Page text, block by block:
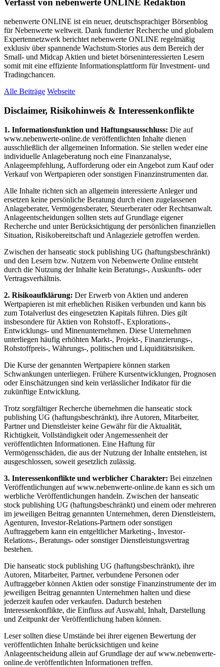
Verfasst von nebenwerte ONLINE Redaktion
nebenwerte ONLINE ist ein neuer, deutschsprachiger Börsenblog
für Nebenwerte weltweit. Dank fundierter Recherche und globalem
Expertennetzwerk berichtet nebenwerte ONLINE regelmäßig
exklusiv über spannende Wachstum-Stories aus dem Bereich der
Small- und Midcap Aktien und bietet börseninteressierten Lesern
somit mit eine effiziente Informationsplattform für Investment- und
Tradingchancen.
Alle Beiträge Webseite
Disclaimer, Risikohinweis & Interessenkonflikte
1. Informationsfunktion und Haftungsausschluss: Die auf
www.nebenwerte-online.de veröffentlichten Inhalte dienen
ausschließlich der allgemeinen Information. Sie stellen weder eine
individuelle Anlageberatung noch eine Finanzanalyse,
Anlageempfehlung, Aufforderung oder ein Angebot zum Kauf oder
Verkauf von Wertpapieren oder sonstigen Finanzinstrumenten dar.
Alle Inhalte richten sich an allgemein interessierte Anleger und
ersetzen keine persönliche Beratung durch einen zugelassenen
Anlageberater, Vermögensberater, Steuerberater oder Rechtsanwalt.
Anlageentscheidungen sollten stets auf Grundlage eigener
Recherche und unter Berücksichtigung der persönlichen finanziellen
Situation, Risikobereitschaft und Anlageziele getroffen werden.
Zwischen der hanseatic stock publishing UG (haftungsbeschränkt)
und den Lesern bzw. Nutzern von Nebenwerte Online entsteht
durch die Nutzung der Inhalte kein Beratungs-, Auskunfts- oder
Vertragsverhältnis.
2. Risikoaufklärung: Der Erwerb von Aktien und anderen
Wertpapieren ist mit erheblichen Risiken verbunden und kann bis
zum Totalverlust des eingesetzten Kapitals führen. Dies gilt
insbesondere für Aktien von Rohstoff-, Explorations-,
Entwicklungs- und Minenunternehmen. Diese Unternehmen
unterliegen häufig erhöhten Markt-, Projekt-, Finanzierungs-,
Rohstoffpreis-, Währungs-, politischen und Liquiditätsrisiken.
Die Kurse der genannten Wertpapiere können starken
Schwankungen unterliegen. Frühere Kursentwicklungen, Prognosen
oder Einschätzungen sind kein verlässlicher Indikator für die
zukünftige Entwicklung.
Trotz sorgfältiger Recherche übernehmen die hanseatic stock
publishing UG (haftungsbeschränkt), ihre Autoren, Mitarbeiter,
Partner und Dienstleister keine Gewähr für die Aktualität,
Richtigkeit, Vollständigkeit oder Angemessenheit der
veröffentlichten Informationen. Eine Haftung für
Vermögensschäden, die aus der Nutzung der Inhalte entstehen, ist
ausgeschlossen, soweit gesetzlich zulässig.
3. Interessenkonflikte und werblicher Charakter: Bei einzelnen
Veröffentlichungen auf www.nebenwerte-online.de kann es sich um
werbliche Veröffentlichungen handeln. Zwischen der hanseatic
stock publishing UG (haftungsbeschränkt) und einem oder mehreren
im jeweiligen Beitrag genannten Unternehmen, deren Dienstleistern,
Agenturen, Investor-Relations-Partnern oder sonstigen
Auftraggebern kann ein entgeltlicher Marketing-, Investor-
Relations-, Beratungs- oder sonstiger Dienstleistungsvertrag
bestehen.
Die hanseatic stock publishing UG (haftungsbeschränkt), ihre
Autoren, Mitarbeiter, Partner, verbundene Personen oder
Auftraggeber können Aktien oder sonstige Finanzinstrumente der im
jeweiligen Beitrag genannten Unternehmen halten und diese
jederzeit kaufen oder verkaufen. Dadurch bestehen
Interessenkonflikte, die Einfluss auf Auswahl, Inhalt, Darstellung
und Zeitpunkt der Veröffentlichung haben können.
Leser sollten diese Umstände bei ihrer eigenen Bewertung der
veröffentlichten Inhalte berücksichtigen und keine
Anlageentscheidung allein auf Grundlage der auf www.nebenwerte-
online.de veröffentlichten Informationen treffen.